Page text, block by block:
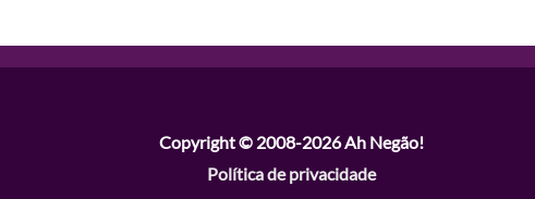
Copyright © 2008-2026Ah Negão!
Política de privacidade